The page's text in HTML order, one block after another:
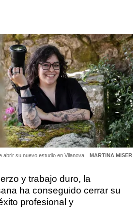
abrir su nuevo estudio en Vilanova MARTINA MISER
y trabajo duro, la
ha conseguido cerrar su
profesional y